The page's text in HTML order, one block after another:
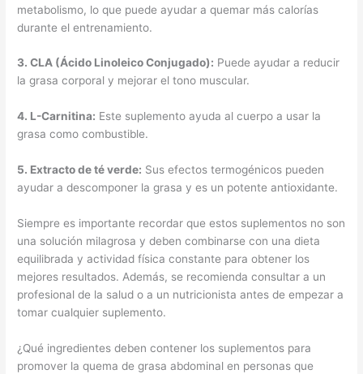
metabolismo, lo que puede ayudar a quemar más calorías
durante el entrenamiento.
3.CLA (Ácido Linoleico Conjugado): Puede ayudar a reducir
la grasa corporal y mejorar el tono muscular.
4. L-Carnitina: Este suplemento ayuda al cuerpo a usar la
grasa como combustible.
5. Extracto de té verde: Sus efectos termogénicos pueden
ayudar a descomponer la grasa y es un potente antioxidante.
Siempre es importante recordar que estos suplementos no son
una solución milagrosa y deben combinarse con una dieta
equilibrada y actividad física constante para obtener los
mejores resultados. Además, se recomienda consultar a un
profesional de la salud o a un nutricionista antes de empezar a
tomar cualquier suplemento.
¿Qué ingredientes deben contener los suplementos para
promover la quema de grasa abdominal en personas que